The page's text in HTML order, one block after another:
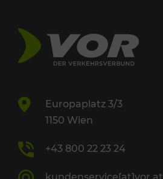
Europaplatz 3/3
1150 Wien
+43 800 22 23 24